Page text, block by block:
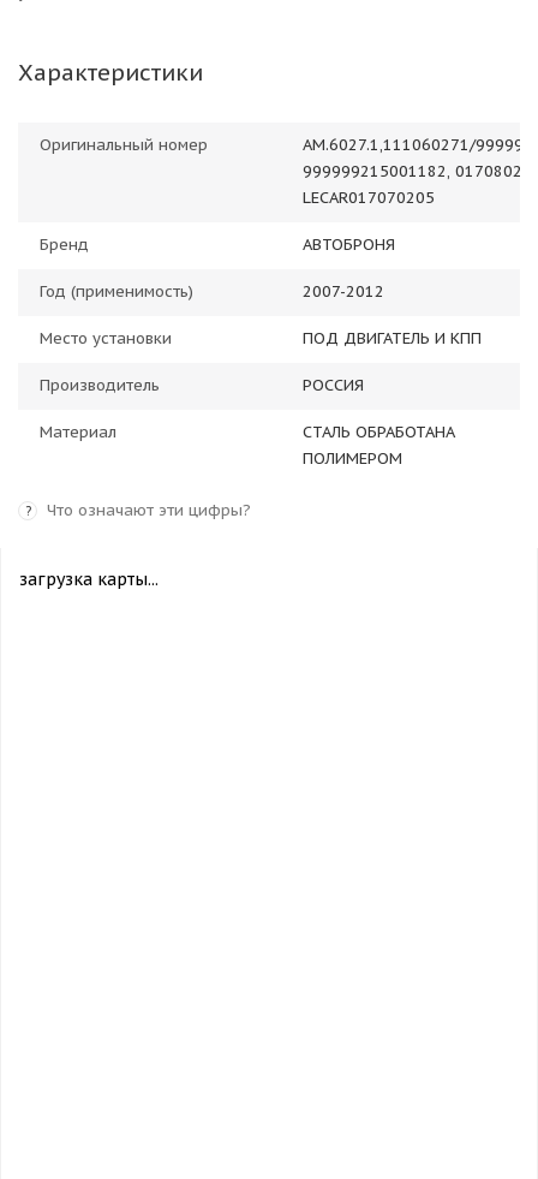
Характеристики
Оригинальный номер
AM.6027.1,111060271/
999999215001182,
LECAR017070205
Бренд АВТОБРОНЯ
Год (применимость) 2007-2012
Место установки ПОД ДВИГАТЕЛЬ И КПП
Производитель РОССИЯ
Материал
СТАЛЬ ОБРАБОТАНА
ПОЛИМЕРОМ
? Что означают эти цифры?
загрузка карты...